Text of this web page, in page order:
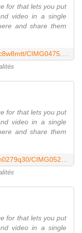
for that lets you put
video in a single
and share them
for that lets you put
video in a single
and share them
for that lets you put
video in a single